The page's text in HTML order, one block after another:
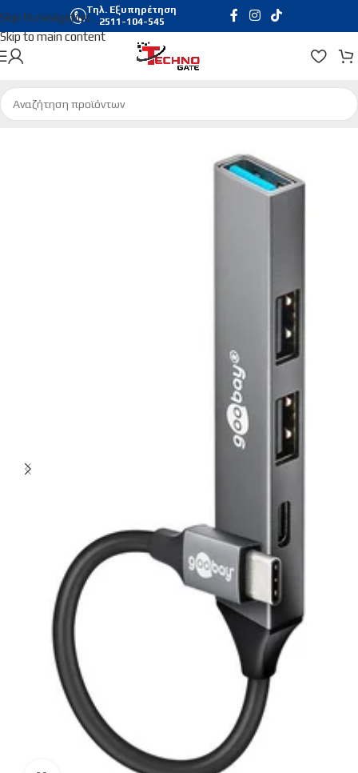
Skip to navigation
Skip to main content
Τηλ. Εξυπηρέτηση
2511-104-545
Αρχική σελίδα/Περιφερειακά/Card Readers | Usb Hubs